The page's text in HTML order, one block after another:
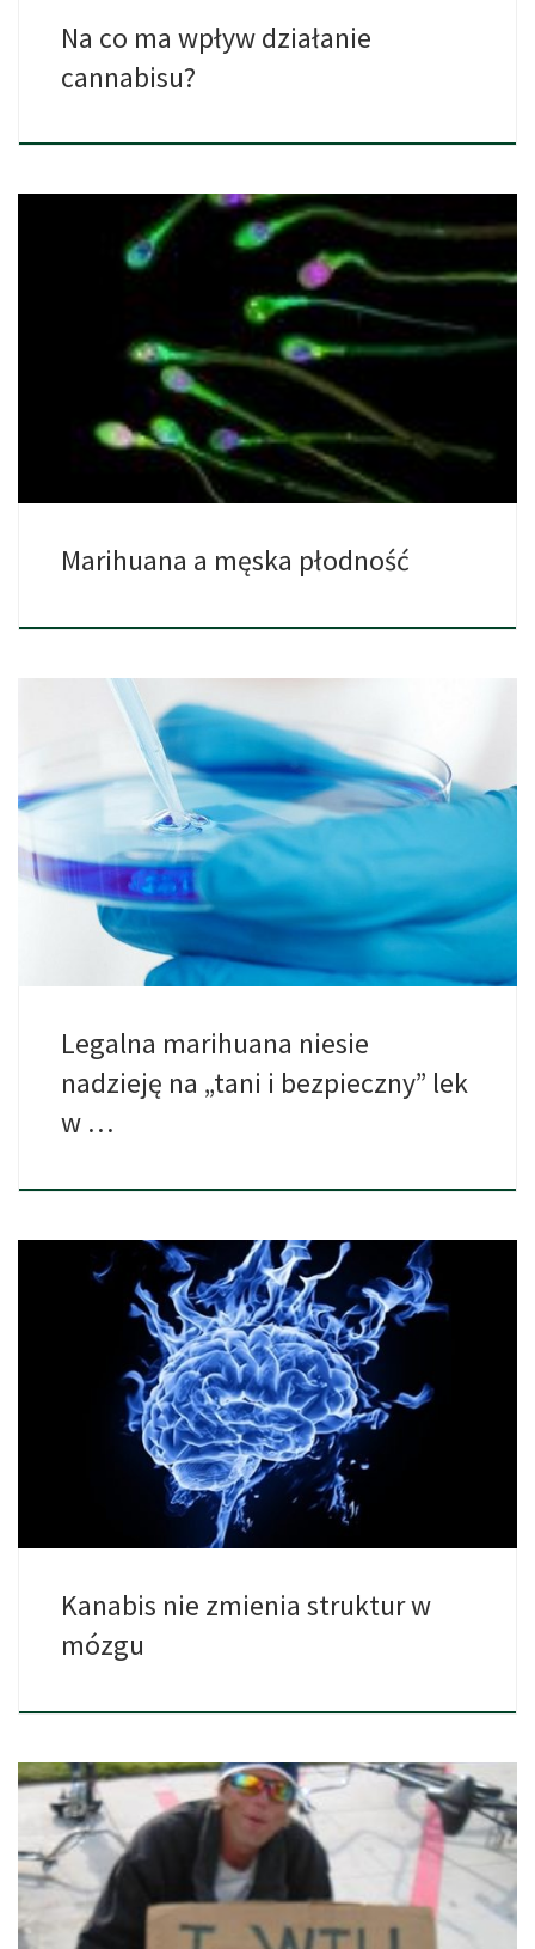
Na co ma wpływ działanie
cannabisu?
Plemniki to małe, ale wysoko wyspecjalizowane komórki, które
mają jedno […]
Marihuana a męska płodność
Urzędnicy w Urugwaju rozważają, jak legalna marihuana może
pomóc ludziom, […]
Legalna marihuana niesie
nadzieję na „tani i bezpieczny” lek
w …
Zawsze istniała obawa, że ​​stała konsumpcja marihuany zmienia
skład mózgu. […]
Kanabis nie zmienia struktur w
mózgu
Spójrzmy prawdzie w oczy, rekreacyjni palacze marihuany nie
lubią pracować, […]